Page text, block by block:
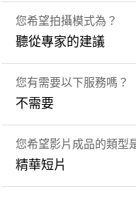
您希望拍攝模式為？
聽從專家的建議
您有需要以下服務嗎？
不需要
您希望影片成品的類型
精華短片